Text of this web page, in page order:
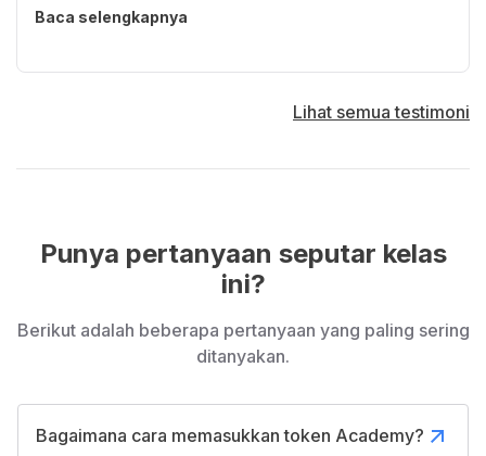
Baca selengkapnya
Lihat semua testimoni
Punya pertanyaan seputar kelas
ini?
Berikut adalah beberapa pertanyaan yang paling sering
ditanyakan.
Bagaimana cara memasukkan token Academy?